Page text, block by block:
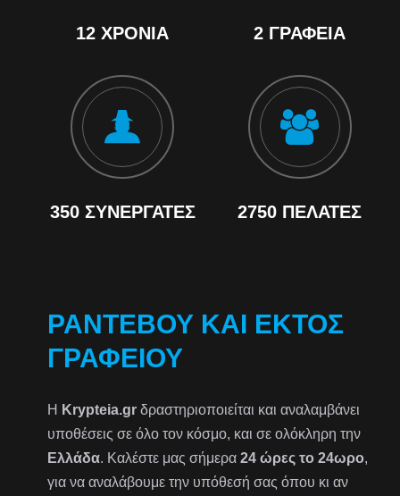
12 ΧΡΌΝΙΑ 2 ΓΡΑΦΕΊΑ
350 ΣΥΝΕΡΓΆΤΕΣ 2750 ΠΕΛΆΤΕΣ
ΡΑΝΤΕΒΟΎ ΚΑΙ ΕΚΤΌΣ
ΓΡΑΦΕΊΟΥ
Η Krypteia.gr δραστηριοποιείται και αναλαμβάνει
υποθέσεις σε όλο τον κόσμο, και σε ολόκληρη την
Ελλάδα. Καλέστε μας σήμερα24 ώρες το 24ωρο,
για να αναλάβουμε την υπόθεσή σας όπου κι αν